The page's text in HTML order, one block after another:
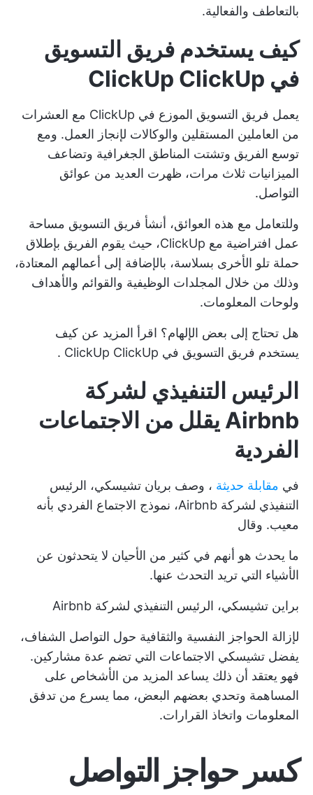
بالتعاطف والفعالية.
كيف يستخدم فريق التسويق
في ClickUp ClickUp
يعمل فريق التسويق الموزع في ClickUp مع العشرات
من العاملين المستقلين والوكالات لإنجاز العمل. ومع
توسع الفريق وتشتت المناطق الجغرافية وتضاعف
الميزانيات ثلاث مرات، ظهرت العديد من عوائق
التواصل.
وللتعامل مع هذه العوائق، أنشأ فريق التسويق مساحة
عمل افتراضية مع ClickUp، حيث يقوم الفريق بإطلاق
حملة تلو الأخرى بسلاسة، بالإضافة إلى أعمالهم المعتادة،
وذلك من خلال المجلدات الوظيفية والقوائم والأهداف
ولوحات المعلومات.
هل تحتاج إلى بعض الإلهام؟ اقرأ المزيد عن كيف
يستخدم فريق التسويق في ClickUp ClickUp
.
الرئيس التنفيذي لشركة
Airbnb يقلل من الاجتماعات
الفردية
في مقابلة حديثة ، وصف بريان تشيسكي، الرئيس
التنفيذي لشركة Airbnb، نموذج الاجتماع الفردي بأنه
معيب. وقال
ما يحدث هو أنهم في كثير من الأحيان لا يتحدثون عن
الأشياء التي تريد التحدث عنها.
براين تشيسكي، الرئيس التنفيذي لشركة Airbnb
لإزالة الحواجز النفسية والثقافية حول التواصل الشفاف،
يفضل تشيسكي الاجتماعات التي تضم عدة مشاركين.
فهو يعتقد أن ذلك يساعد المزيد من الأشخاص على
المساهمة وتحدي بعضهم البعض، مما يسرع من تدفق
المعلومات واتخاذ القرارات.
كسر حواجز التواصل